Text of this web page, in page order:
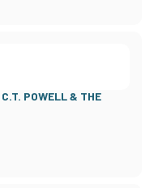
POWELL & THE